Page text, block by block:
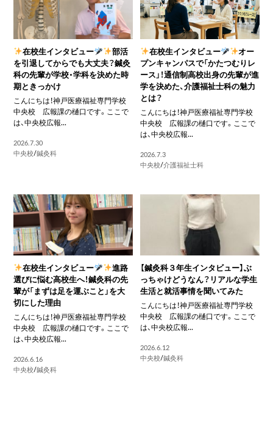
在校生インタビュー
部活
を引退してからでも大丈夫？鍼灸
科の先輩が学校・学科を決めた時
期ときっかけ
こんにちは！神戸医療福祉専門学校
中央校 広報課の樋口です。ここで
は、中央校広報...
2026.7.30
中央校/鍼灸科
在校生インタビュー
オー
プンキャンパスで「かたつむりレ
ース」！通信制高校出身の先輩が進
学を決めた、介護福祉士科の魅力
とは？
こんにちは！神戸医療福祉専門学校
中央校 広報課の樋口です。ここで
は、中央校広報...
2026.7.3
中央校/介護福祉士科
在校生インタビュー
進路
選びに悩む高校生へ！鍼灸科の先
輩が「まずは足を運ぶこと」を大
切にした理由
こんにちは！神戸医療福祉専門学校
中央校 広報課の樋口です。ここで
は、中央校広報...
2026.6.16
中央校/鍼灸科
【鍼灸科３年生インタビュー】ぶ
っちゃけどうなん？リアルな学生
生活と就活事情を聞いてみた
こんにちは！神戸医療福祉専門学校
中央校 広報課の樋口です。ここで
は、中央校広報...
2026.6.12
中央校/鍼灸科